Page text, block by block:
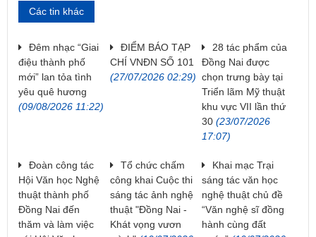
Các tin khác
Đêm nhạc “Giai
điệu thành phố
mới” lan tỏa tình
yêu quê hương
(09/08/2026 11:22)
ĐIỂM BÁO TẠP
CHÍ VNĐN SỐ 101
(27/07/2026 02:29)
28 tác phẩm của
Đồng Nai được
chọn trưng bày tại
Triển lãm Mỹ thuật
khu vực VII lần thứ
30(23/07/2026
17:07)
Đoàn công tác
Hội Văn học Nghệ
thuật thành phố
Đồng Nai đến
thăm và làm việc
Tổ chức chấm
công khai Cuộc thi
sáng tác ảnh nghệ
thuật "Đồng Nai -
Khát vọng vươn
Khai mạc Trại
sáng tác văn học
nghệ thuật chủ đề
“Văn nghệ sĩ đồng
hành cùng đất